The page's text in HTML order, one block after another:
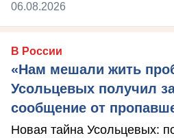
06.08.2026
В России
«Нам мешали жить
Усольцевых получил
сообщение от
Новая тайна Усольцевых: